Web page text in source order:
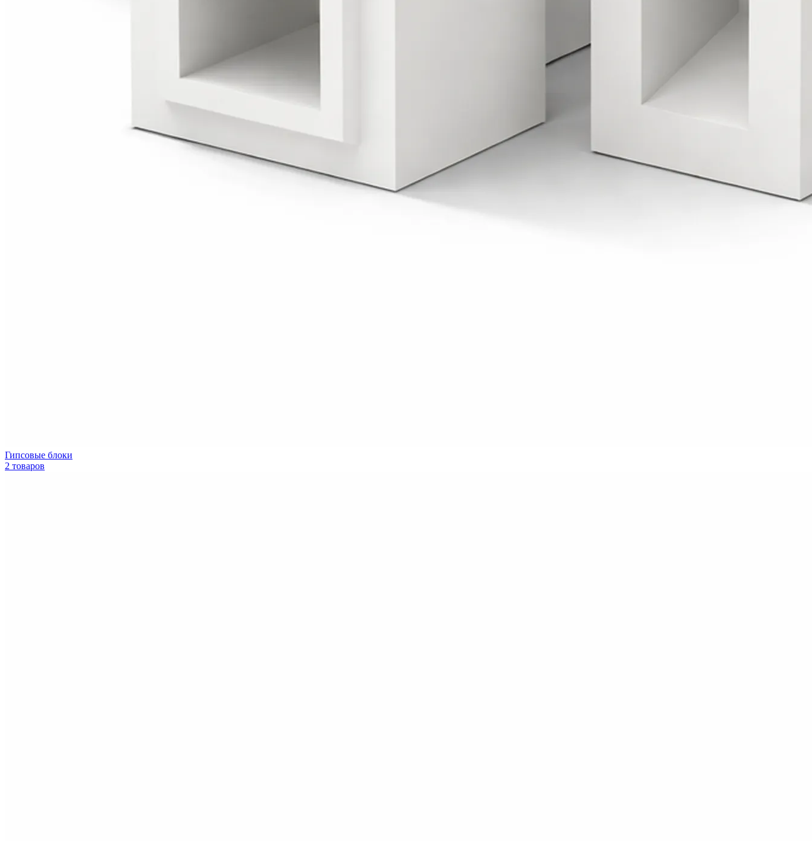
Гипсовые блоки
2 товаров